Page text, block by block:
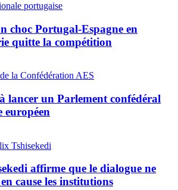
choc Portugal-Espagne en
quitte la compétition
lancer un Parlement confédéral
européen
affirme que le dialogue ne
cause les institutions